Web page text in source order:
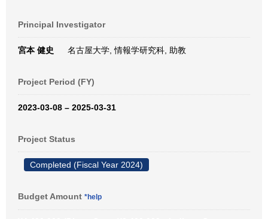
Principal Investigator
宮本 健史 名古屋大学, 情報学研究科, 助教
Project Period (FY)
2023-03-08 – 2025-03-31
Project Status
Completed (Fiscal Year 2024)
Budget Amount *help